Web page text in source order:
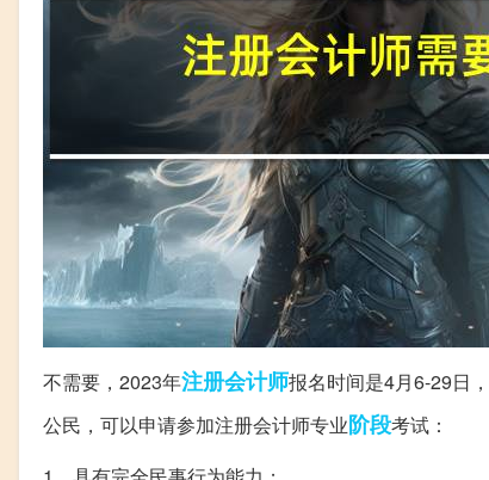
不需要，2023年注册会计师报名时间是4月6-29日，
公民，可以申请参加注册会计师专业阶段考试：